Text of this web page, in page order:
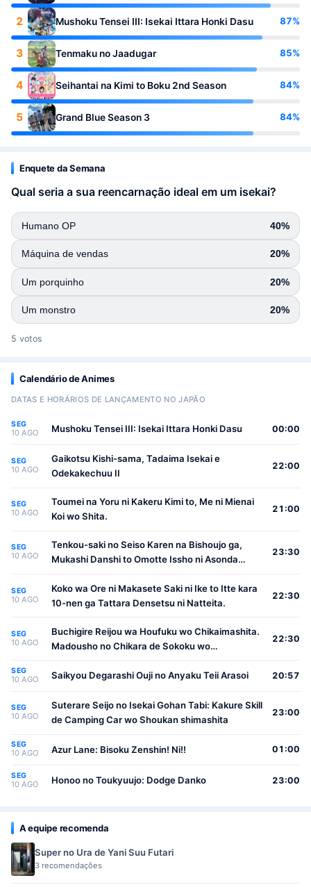
2 Mushoku Tensei III: Isekai Ittara Honki Dasu 87%
3 Tenmaku no Jaadugar 85%
4 Seihantai na Kimi to Boku 2nd Season 84%
5 Grand Blue Season 3 84%
Enquete da Semana
Qual seria a sua reencarnação ideal em um isekai?
Humano OP 40%
Máquina de vendas 20%
Um porquinho 20%
Um monstro 20%
5 votos
Calendário de Animes
DATAS E HORÁRIOS DE LANÇAMENTO NO JAPÃO
SEG
10 AGO Mushoku Tensei III: Isekai Ittara Honki Dasu 00:00
SEG
10 AGO
Gaikotsu Kishi-sama, Tadaima Isekai e
Odekakechuu II
22:00
SEG
10 AGO
Toumei na Yoru ni Kakeru Kimi to, Me ni Mienai
Koi wo Shita.
21:00
SEG
10 AGO
Tenkou-saki no Seiso Karen na Bishoujo ga,
Mukashi Danshi to Omotte Issho ni Asonda
23:30
SEG
10 AGO
Koko wa Ore ni Makasete Saki ni Ike to Itte kara
10-nen ga Tattara Densetsu ni Natteita.
22:30
SEG
10 AGO
Buchigire Reijou wa Houfuku wo Chikaimashita.
Madousho no Chikara de Sokoku wo
22:30
SEG
10 AGO Saikyou Degarashi Ouji no Anyaku Teii Arasoi 20:57
SEG
10 AGO
Suterare Seijo no Isekai Gohan Tabi: Kakure Skill
de Camping Car wo Shoukan shimashita
23:00
SEG
10 AGO Azur Lane: Bisoku Zenshin! Ni!! 01:00
SEG
10 AGO Honoo no Toukyuujo: Dodge Danko 23:00
A equipe recomenda
Super no Ura de Yani Suu Futari
3 recomendações